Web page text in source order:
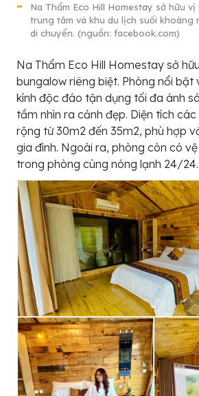
Na Thẩm Eco Hill Homestay sở hữu
trung tâm và khu du lịch suối khoáng
di chuyển. (nguồn: facebook.com)
Na Thẩm Eco Hill Homestay sở
bungalow riêng biệt. Phòng nổi bật
kính độc đáo tận dụng tối đa ánh
tầm nhìn ra cảnh đẹp. Diện tích
rộng từ 30m2 đến 35m2, phù hợp
gia đình. Ngoài ra, phòng còn có vệ
trong phòng cùng nóng lạnh 24/24.